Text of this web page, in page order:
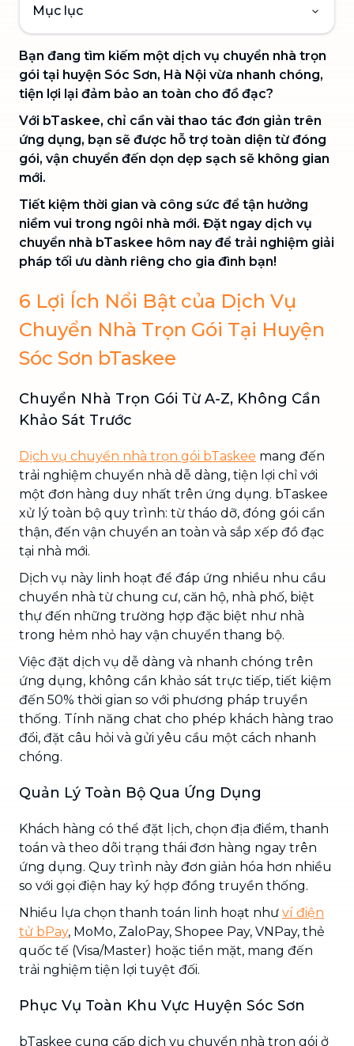
Mục lục
Bạn đang tìm kiếm một dịch vụ chuyển nhà trọn
gói tại huyện Sóc Sơn, Hà Nội vừa nhanh chóng,
tiện lợi lại đảm bảo an toàn cho đồ đạc?
Với bTaskee, chỉ cần vài thao tác đơn giản trên
ứng dụng, bạn sẽ được hỗ trợ toàn diện từ đóng
gói, vận chuyển đến dọn dẹp sạch sẽ không gian
mới.
Tiết kiệm thời gian và công sức để tận hưởng
niềm vui trong ngôi nhà mới. Đặt ngay dịch vụ
chuyển nhà bTaskee hôm nay để trải nghiệm giải
pháp tối ưu dành riêng cho gia đình bạn!
6 Lợi Ích Nổi Bật của Dịch Vụ
Chuyển Nhà Trọn Gói Tại Huyện
Sóc Sơn bTaskee
Chuyển Nhà Trọn Gói Từ A-Z, Không Cần
Khảo Sát Trước
Dịch vụ chuyển nhà trọn gói bTaskee mang đến
trải nghiệm chuyển nhà dễ dàng, tiện lợi chỉ với
một đơn hàng duy nhất trên ứng dụng. bTaskee
xử lý toàn bộ quy trình: từ tháo dỡ, đóng gói cẩn
thận, đến vận chuyển an toàn và sắp xếp đồ đạc
tại nhà mới.
Dịch vụ này linh hoạt để đáp ứng nhiều nhu cầu
chuyển nhà từ chung cư, căn hộ, nhà phố, biệt
thự đến những trường hợp đặc biệt như nhà
trong hẻm nhỏ hay vận chuyển thang bộ.
Việc đặt dịch vụ dễ dàng và nhanh chóng trên
ứng dụng, không cần khảo sát trực tiếp, tiết kiệm
đến 50% thời gian so với phương pháp truyền
thống. Tính năng chat cho phép khách hàng trao
đổi, đặt câu hỏi và gửi yêu cầu một cách nhanh
chóng.
Quản Lý Toàn Bộ Qua Ứng Dụng
Khách hàng có thể đặt lịch, chọn địa điểm, thanh
toán và theo dõi trạng thái đơn hàng ngay trên
ứng dụng. Quy trình này đơn giản hóa hơn nhiều
so với gọi điện hay ký hợp đồng truyền thống.
Nhiều lựa chọn thanh toán linh hoạt như ví điện
tử bPay, MoMo, ZaloPay, Shopee Pay, VNPay, thẻ
quốc tế (Visa/Master) hoặc tiền mặt, mang đến
trải nghiệm tiện lợi tuyệt đối.
Phục Vụ Toàn Khu Vực Huyện Sóc Sơn
bTaskee cung cấp dịch vụ chuyển nhà trọn gói ở